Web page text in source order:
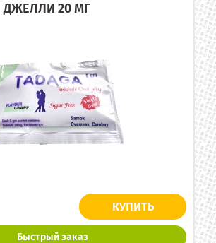
ДЖЕЛЛИ 20 МГ
КУПИТЬ
Быстрый заказ